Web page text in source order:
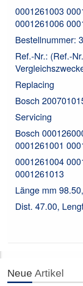
0001261003
0001261006
Bestellnummer:
Ref.-Nr.: (Ref.-
Replacing
Bosch
Servicing
Bosch
0001261001
0001261004
0001261013
Länge mm
Dist. 47.00,
Neue Artikel